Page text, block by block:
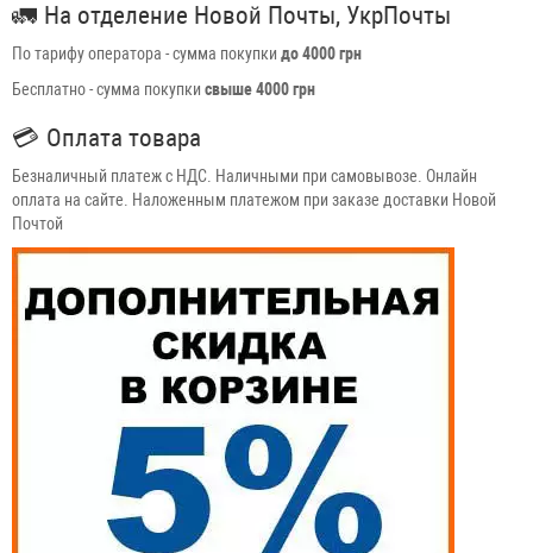
🚛 На отделение Новой Почты, УкрПочты
По тарифу оператора - сумма покупки до 4000 грн
Бесплатно - сумма покупки свыше 4000 грн
💳 Оплата товара
Безналичный платеж с НДС. Наличными при самовывозе. Онлайн
оплата на сайте. Наложенным платежом при заказе доставки Новой
Почтой